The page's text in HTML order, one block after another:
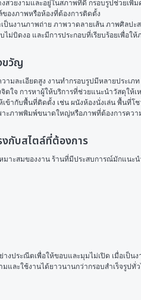
วยงามและอยู่ในสภาพที่ดี กรอบรูปช่วยเ
องภาพหรือห้องที่ต้องการติดตั้ง
ป็นงานภาพถ่าย ภาพวาดลายเส้น ภาพศิ
ม่บิดงอ และมีการประกอบที่เรียบร้อยเพื่อใ
ขวัญ
ละเอียดสูง งานทำกรอบรูปมีหลายประเ
ใจ การหาผู้ให้บริการที่ช่วยแนะนำวัสดุให้
ากับพื้นที่ติดตั้ง เช่น ผนังห้องนั่งเล่น พื้นที่
าะภาพพิมพ์ขนาดใหญ่หรือภาพที่ต้องการควา
งกับสไตล์ที่ต้องการ
าะสมของงาน ร้านที่มีประสบการณ์มักแ
ประณีตเพื่อให้ขอบและมุมไม่เปิด เมื่อเป็
ละใช้งานได้ยาวนานกว่ากรอบสำเร็จรูปทั่